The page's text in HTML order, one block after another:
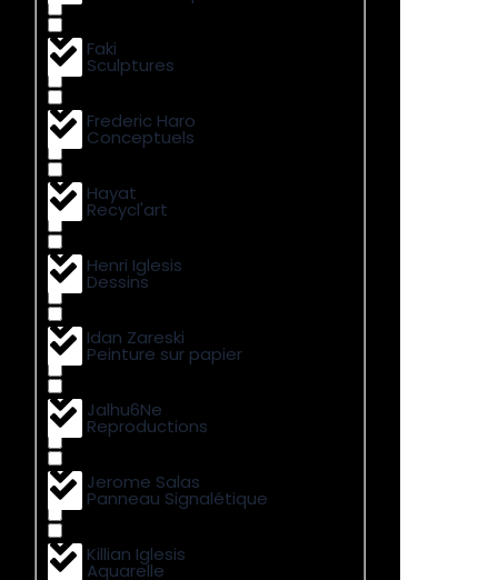
Faki
Frederic Haro
Hayat
Henri Iglesis
Idan Zareski
Jalhu6Ne
Jerome Salas
Killian Iglesis
Sculptures
Conceptuels
Recycl'art
Dessins
Peinture sur papier
Reproductions
Panneau Signalétique
Aquarelle